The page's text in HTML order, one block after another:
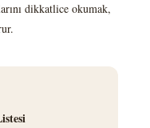
dikkatlice okumak,